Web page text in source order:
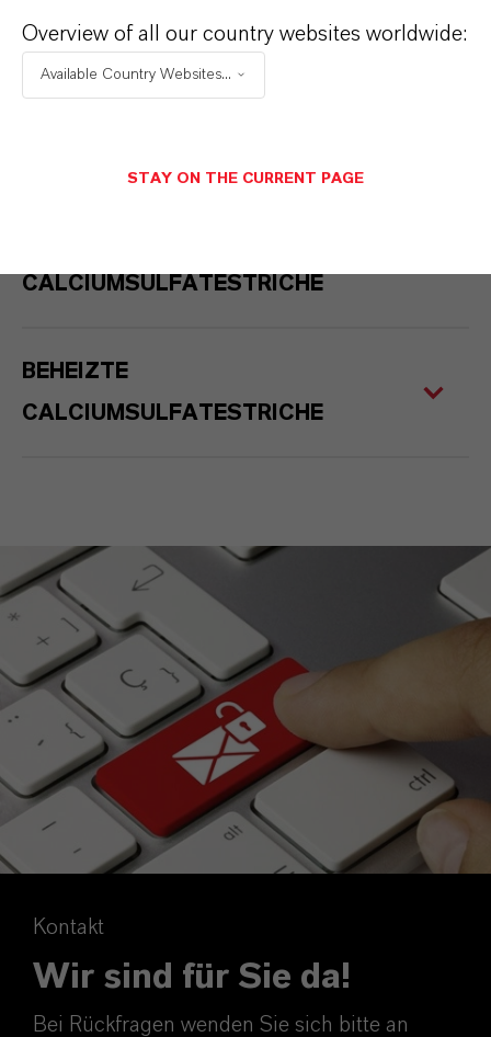
CALCIUMSULFATESTRICHE
BEHEIZTE
CALCIUMSULFATESTRICHE
Kontakt
Wir sind für Sie da!
Bei Rückfragen wenden Sie sich bitte an
Overview of all our country websites worldwide:
Available Country Websites...
STAY ON THE CURRENT PAGE